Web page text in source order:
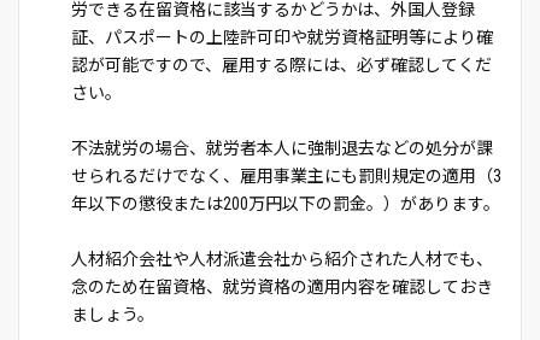
労できる在留資格に該当するかどうかは、外国人登録
証、パスポートの上陸許可印や就労資格証明等により確
認が可能ですので、雇用する際には、必ず確認してくだ
さい。
不法就労の場合、就労者本人に強制退去などの処分が課
せられるだけでなく、雇用事業主にも罰則規定の適用（3
年以下の懲役または200万円以下の罰金。）があります。
人材紹介会社や人材派遣会社から紹介された人材でも、
念のため在留資格、就労資格の適用内容を確認しておき
ましょう。